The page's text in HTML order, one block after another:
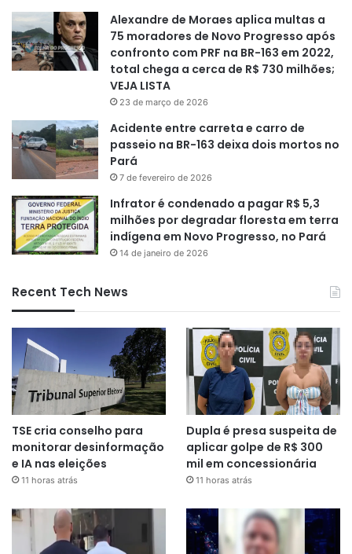
Alexandre de Moraes aplica multas a
75 moradores de Novo Progresso após
confronto com PRF na BR-163 em 2022,
total chega a cerca de R$ 730 milhões;
VEJA LISTA
23 de março de 2026
Acidente entre carreta e carro de
passeio na BR-163 deixa dois mortos no
Pará
7 de fevereiro de 2026
Infrator é condenado a pagar R$ 5,3
milhões por degradar floresta em terra
indígena em Novo Progresso, no Pará
14 de janeiro de 2026
Recent Tech News
TSE cria conselho para
monitorar desinformação
e IA nas eleições
11 horas atrás
Dupla é presa suspeita de
aplicar golpe de R$ 300
mil em concessionária
11 horas atrás